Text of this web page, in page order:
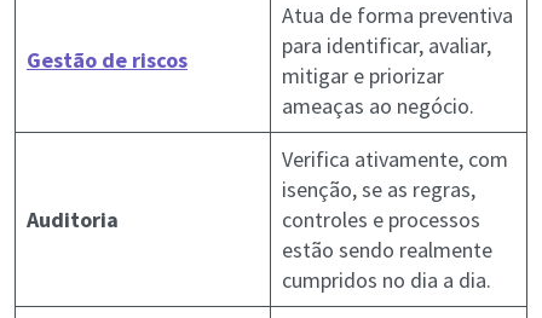
Gestão de riscos
Atua de forma preventiva
para identificar, avaliar,
mitigar e priorizar
ameaças ao negócio.
Auditoria
Verifica ativamente, com
isenção, se as regras,
controles e processos
estão sendo realmente
cumpridos no dia a dia.